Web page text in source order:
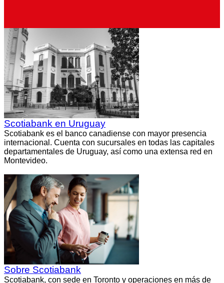
Scotiabank en Uruguay
Scotiabank es el banco canadiense con mayor presencia
internacional. Cuenta con sucursales en todas las capitales
departamentales de Uruguay, así como una extensa red en
Montevideo.
Sobre Scotiabank
Scotiabank, con sede en Toronto y operaciones en más de